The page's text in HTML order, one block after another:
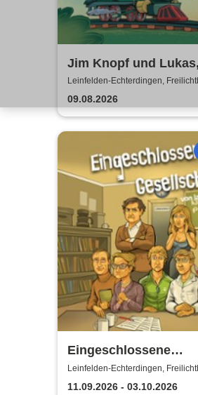
Jim Knopf und
Lokomotivführer -
unter den Kuppeln
Leinfelden-Echterdingen,
Theater u. d. Kuppeln
09.08.2026
Eingeschlossene
Gesellschaft -
den Kuppeln
Leinfelden-Echterdingen,
Theater u. d. Kuppeln
11.09.2026 - 03.10.2026